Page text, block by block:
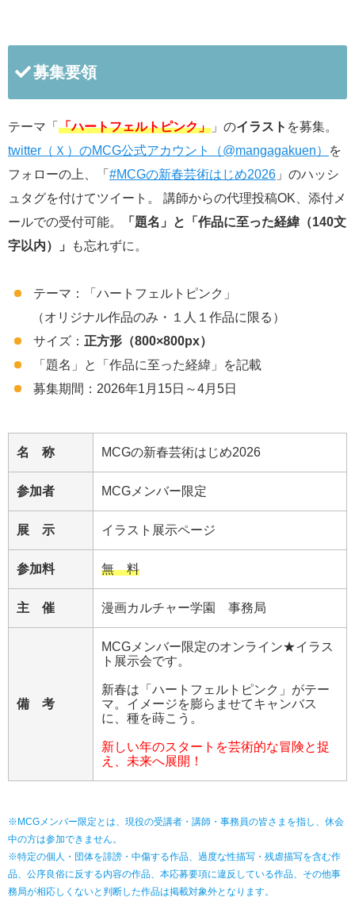
募集要領
テーマ「 「ハートフェルトピンク」 」のイラスト を募集。
twitter（Ｘ）のMCG公式アカウント（@mangagakuen）
を
フォローの上、「 #MCGの新春芸術はじめ2026 」のハッシ
ュタグを付けてツイート。 講師からの代理投稿OK、添付メ
ールでの受付可能。
「題名」と「作品に至った経緯（140文
字以内）」
も忘れずに。
テーマ：「ハートフェルトピンク」
（オリジナル作品のみ・１人１作品に限る）
サイズ： 正方形（800×800px）
「題名」と「作品に至った経緯」を記載
募集期間：2026年1月15日～4月5日
名 称 MCGの新春芸術はじめ2026
参加者 MCGメンバー限定
展 示 イラスト展示ページ
参加料 無 料
主 催 漫画カルチャー学園 事務局
備 考
MCGメンバー限定のオンライン★イラス
ト展示会です。
新春は「ハートフェルトピンク」がテー
マ。イメージを膨らませてキャンバス
に、種を蒔こう。
新しい年のスタートを芸術的な冒険と捉
え、未来へ展開！
※MCGメンバー限定とは、現役の受講者・講師・事務員の皆さまを指し、休会
中の方は参加できません。
※特定の個人・団体を誹謗・中傷する作品、過度な性描写・残虐描写を含む作
品、公序良俗に反する内容の作品、本応募要項に違反している作品、その他事
務局が相応しくないと判断した作品は掲載対象外となります。